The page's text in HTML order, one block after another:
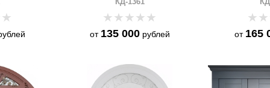
покрытие)
от 135 000рублей от 165